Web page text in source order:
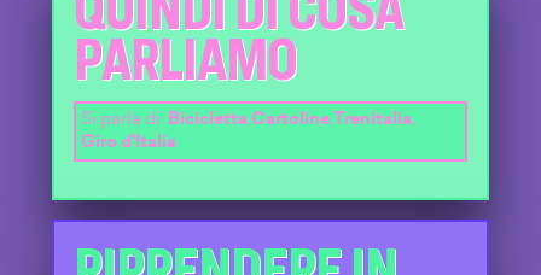
PARLIAMO
Si parla di: Bicicletta,Cartoline, Trenitalia,
Giro d'Italia